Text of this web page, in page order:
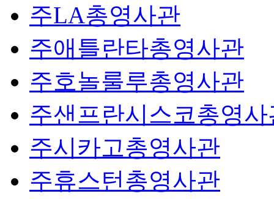
주LA총영사관
주애틀란타총영사관
주호놀룰루총영사관
주샌프란시스코총영사
주시카고총영사관
주휴스턴총영사관